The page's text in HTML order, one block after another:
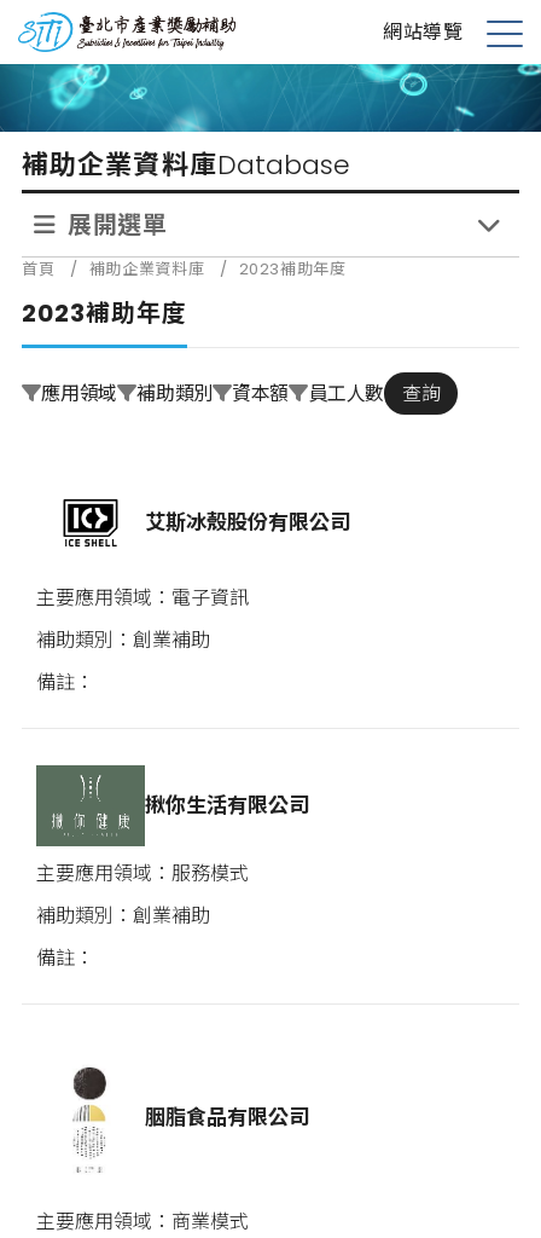
到
內
台北市產業獎勵補助 網站導覽
展
單
補助企業資料庫Database
展開選單
首頁 / 補助企業資料庫 / 2023補助年度
2023補助年度
應用領域 補助類別 資本額 員工人數 查詢
艾斯冰殼股份有限公司
電子資訊
創業補助
揪你生活有限公司
服務模式
創業補助
胭脂食品有限公司
商業模式